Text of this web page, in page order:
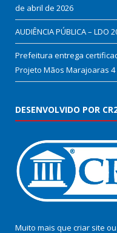
de abril de 2026
AUDIÊNCIA PÚBLICA – LDO
Prefeitura entrega
Projeto Mãos Marajoaras
DESENVOLVIDO POR
Muito mais que criar site ou